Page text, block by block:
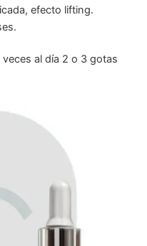
efecto lifting.
al día 2 o 3 gotas